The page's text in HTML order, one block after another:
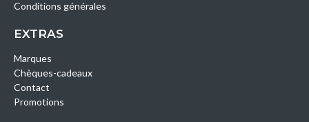
Conditions générales
EXTRAS
Marques
Chèques-cadeaux
Contact
Promotions